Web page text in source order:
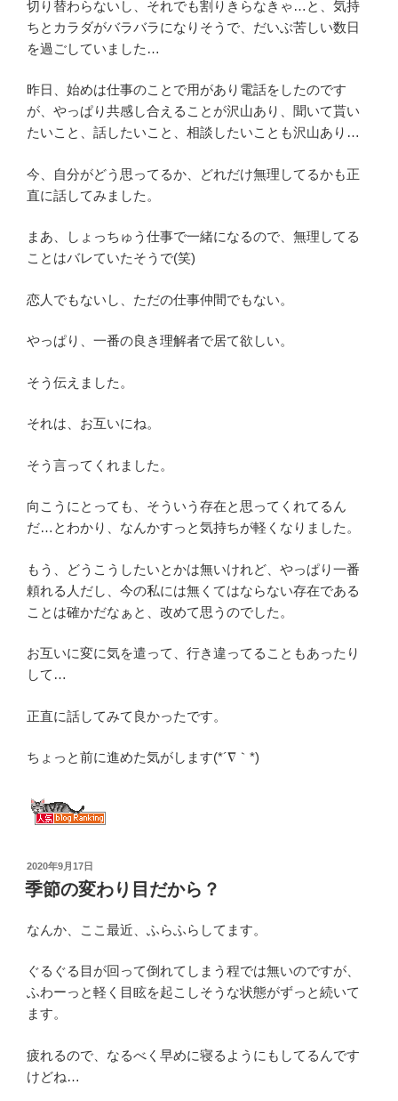
切り替わらないし、それでも割りきらなきゃ…と、気持
ちとカラダがバラバラになりそうで、だいぶ苦しい数日
を過ごしていました…
昨日、始めは仕事のことで用があり電話をしたのです
が、やっぱり共感し合えることが沢山あり、聞いて貰い
たいこと、話したいこと、相談したいことも沢山あり…
今、自分がどう思ってるか、どれだけ無理してるかも正
直に話してみました。
まあ、しょっちゅう仕事で一緒になるので、無理してる
ことはバレていたそうで(笑)
恋人でもないし、ただの仕事仲間でもない。
やっぱり、一番の良き理解者で居て欲しい。
そう伝えました。
それは、お互いにね。
そう言ってくれました。
向こうにとっても、そういう存在と思ってくれてるん
だ…とわかり、なんかすっと気持ちが軽くなりました。
もう、どうこうしたいとかは無いけれど、やっぱり一番
頼れる人だし、今の私には無くてはならない存在である
ことは確かだなぁと、改めて思うのでした。
お互いに変に気を遣って、行き違ってることもあったり
して…
正直に話してみて良かったです。
ちょっと前に進めた気がします(*´∇｀*)
投
稿
日:
2020年9月17日
季節の変わり目だから？
なんか、ここ最近、ふらふらしてます。
ぐるぐる目が回って倒れてしまう程では無いのですが、
ふわーっと軽く目眩を起こしそうな状態がずっと続いて
ます。
疲れるので、なるべく早めに寝るようにもしてるんです
けどね…